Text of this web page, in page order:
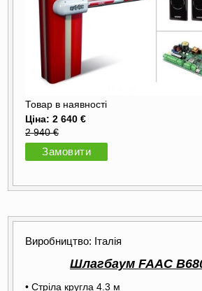
Товар в наявності
Ціна: 2 640 €
2 940 €
Замовити
Виробництво: Італія
Шлагбаум FAAC
• Стріла кругла 4.3 м